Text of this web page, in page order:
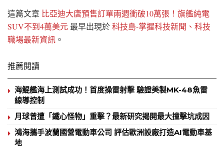
這篇文章 比亞迪大唐預售訂單兩週衝破10萬張！旗艦純電
SUV不到4萬美元 最早出現於科技島-掌握科技新聞、科技
職場最新資訊 。
推薦閱讀
海鯤艦海上測試成功！首度操雷射擊 驗證美製MK-48魚雷
線導控制
月球曾遭「鐵心怪物」重擊？最新研究揭開最大撞擊坑成因
鴻海攜手波蘭國營電動車公司 評估歐洲設廠打造AI電動車基
地